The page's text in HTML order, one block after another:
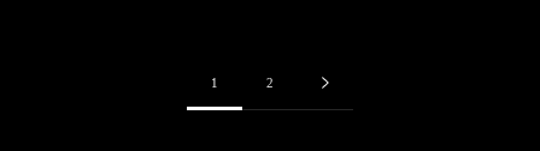
1 2